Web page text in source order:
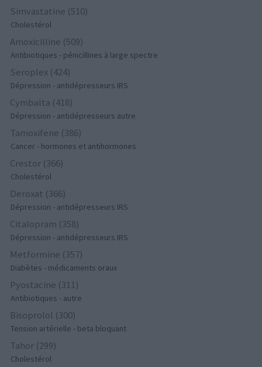
Simvastatine (510)
Cholestérol
Amoxicilline (509)
Antibiotiques - pénicillines à large spectre
Seroplex (424)
Dépression - antidépresseurs IRS
Cymbalta (418)
Dépression - antidépresseurs autre
Tamoxifene (386)
Cancer - hormones et antihormones
Crestor (366)
Cholestérol
Deroxat (366)
Dépression - antidépresseurs IRS
Citalopram (358)
Dépression - antidépresseurs IRS
Metformine (357)
Diabètes - médicaments oraux
Pyostacine (311)
Antibiotiques - autre
Bisoprolol (300)
Tension artérielle - beta bloquant
Tahor (299)
Cholestérol